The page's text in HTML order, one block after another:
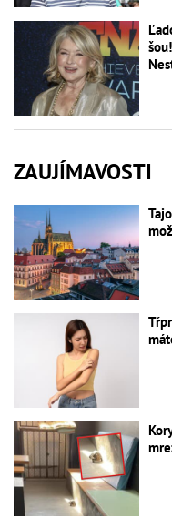
ZAUJÍMAVOSTI